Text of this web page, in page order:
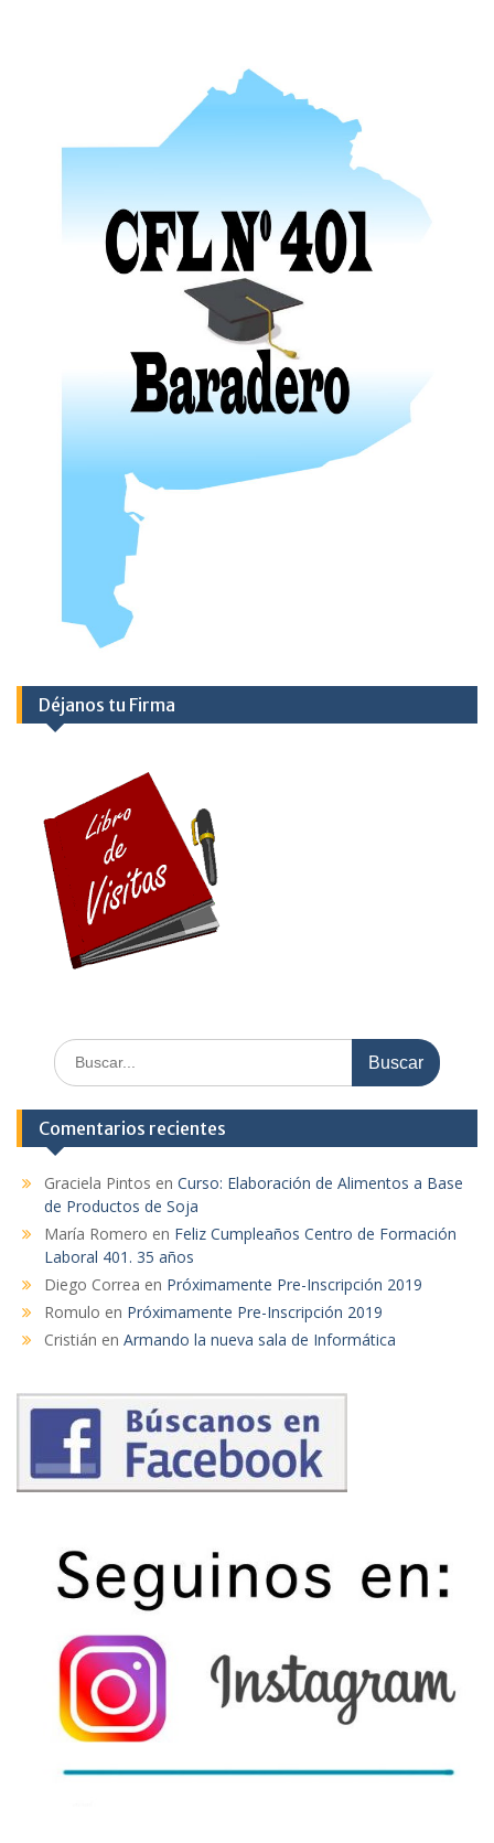
Déjanos tu Firma
Buscar:
Comentarios recientes
Graciela Pintos en Curso: Elaboración de Alimentos a Base
de Productos de Soja
María Romero en Feliz Cumpleaños Centro de Formación
Laboral 401. 35 años
Diego Correa en Próximamente Pre-Inscripción 2019
Romulo en Próximamente Pre-Inscripción 2019
Cristián en Armando la nueva sala de Informática